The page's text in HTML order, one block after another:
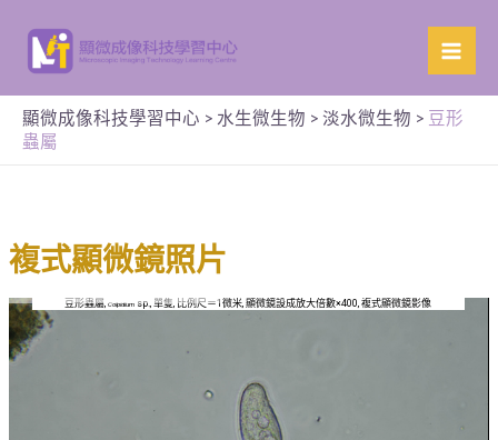
顯微成像科技學習中心 > 水生微生物 > 淡水微生物 > 豆形
蟲屬
複式顯微鏡照片
豆形蟲屬,Colpidium sp., 單隻, 比例尺＝1微米, 顯微鏡設成放大倍數×400, 複式顯微鏡影像